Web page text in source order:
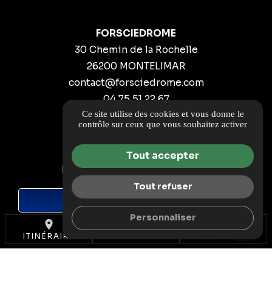
place
ITINÉRAIRE
call
DEMANDE DE DEVIS
FORSCIEDROME
30 Chemin de la Rochelle
26200 MONTELIMAR
contact@forsciedrome.com
04 75 51 22 67
ITINÉRAIRE
Guide local
Informations complémentaires
Mentions légales
Politique de confidentialité
Gestion des cookies
Ce site utilise des cookies et vous donne le
contrôle sur ceux que vous souhaitez activer
Tout accepter
Tout refuser
Personnaliser